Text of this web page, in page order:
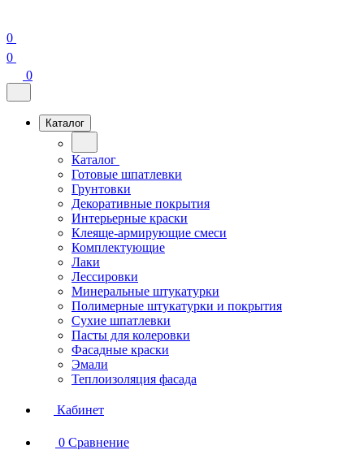
0
0
0
Каталог
Каталог
Готовые шпатлевки
Грунтовки
Декоративные покрытия
Интерьерные краски
Клеяще-армирующие смеси
Комплектующие
Лаки
Лессировки
Минеральные штукатурки
Полимерные штукатурки и покрытия
Сухие шпатлевки
Пасты для колеровки
Фасадные краски
Эмали
Теплоизоляция фасада
Кабинет
0 Сравнение